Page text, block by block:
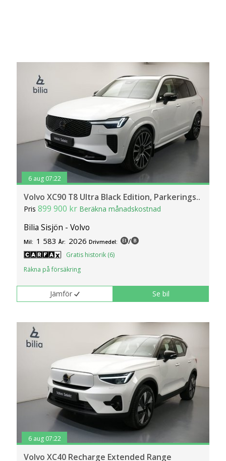
6 aug 07:22
Volvo XC90 T8 Ultra Black Edition, Parkerings..
Pris899 900 kr Beräkna månadskostnad
Bilia Sisjön - Volvo
Mil: 1 583 År: 2026 Drivmedel: /
Gratis historik (6)
Räkna på försäkring
Jämför Se bil
6 aug 07:22
Volvo XC40 Recharge Extended Range